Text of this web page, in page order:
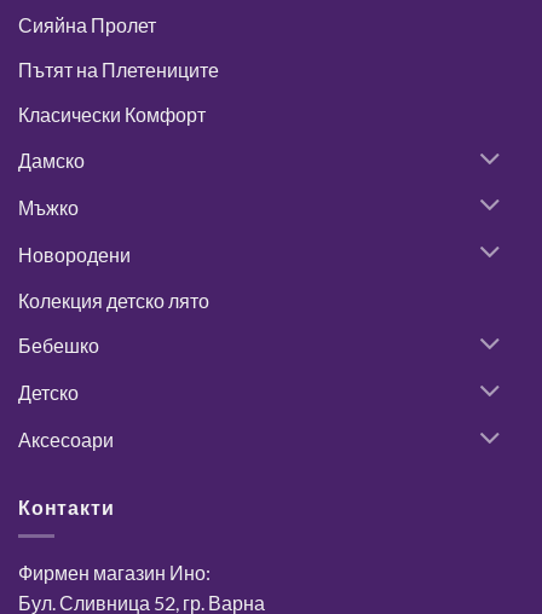
Сияйна Пролет
Пътят на Плетениците
Класически Комфорт
Дамско
Мъжко
Новородени
Колекция детско лято
Бебешко
Детско
Аксесоари
Контакти
Фирмен магазин Ино:
Бул. Сливница 52, гр. Варна